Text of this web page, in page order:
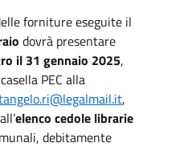
forniture eseguite il
dovrà presentare
il 31 gennaio 2025,
PEC alla
,
elenco cedole librarie
debitamente